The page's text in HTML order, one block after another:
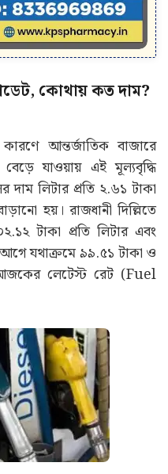
কোথায় কত দাম?
আন্তর্জাতিক বাজারে
যাওয়ায় এই মূল্যবৃদ্ধি
লিটার প্রতি ২.৬১ টাকা
হয়। রাজধানী দিল্লিতে
টাকা প্রতি লিটার এবং
যথাক্রমে ৯৯.৫১ টাকা ও
লেটেস্ট রেট (Fuel